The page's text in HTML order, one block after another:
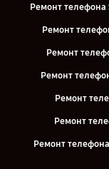
Ремонт телефона
Ремонт
Ремонт
Ремонт
Ремонт
Ремонт
Ремонт